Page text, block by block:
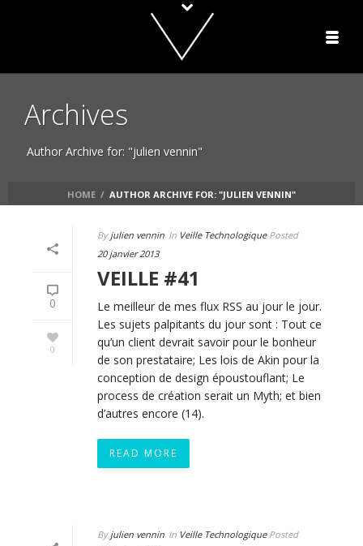
Archives
Author Archive for: "julien vennin"
HOME / AUTHOR ARCHIVE FOR: "JULIEN VENNIN"
0
0
By julien vennin In Veille TechnologiquePosted
20 janvier 2013
VEILLE #41
Le meilleur de mes flux RSS au jour le jour.
Les sujets palpitants du jour sont : Tout ce
qu’un client devrait savoir pour le bonheur
de son prestataire; Les lois de Akin pour la
conception de design époustouflant; Le
process de création serait un Myth; et bien
d’autres encore (14).
READ MORE
By julien vennin In Veille TechnologiquePosted